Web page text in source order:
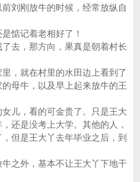
刘刚放牛的时候，经常放纵自
惦记着老相好了！
去，那方向，果真是朝着村长
就在村里的水田边上看到了
母牛，以及早上起来放牛的王
儿，看的可金贵了。只是王大
还是没考上大学。其他的人，
但是王大丫去年毕业之后，到
之外，基本不让王大丫下地干